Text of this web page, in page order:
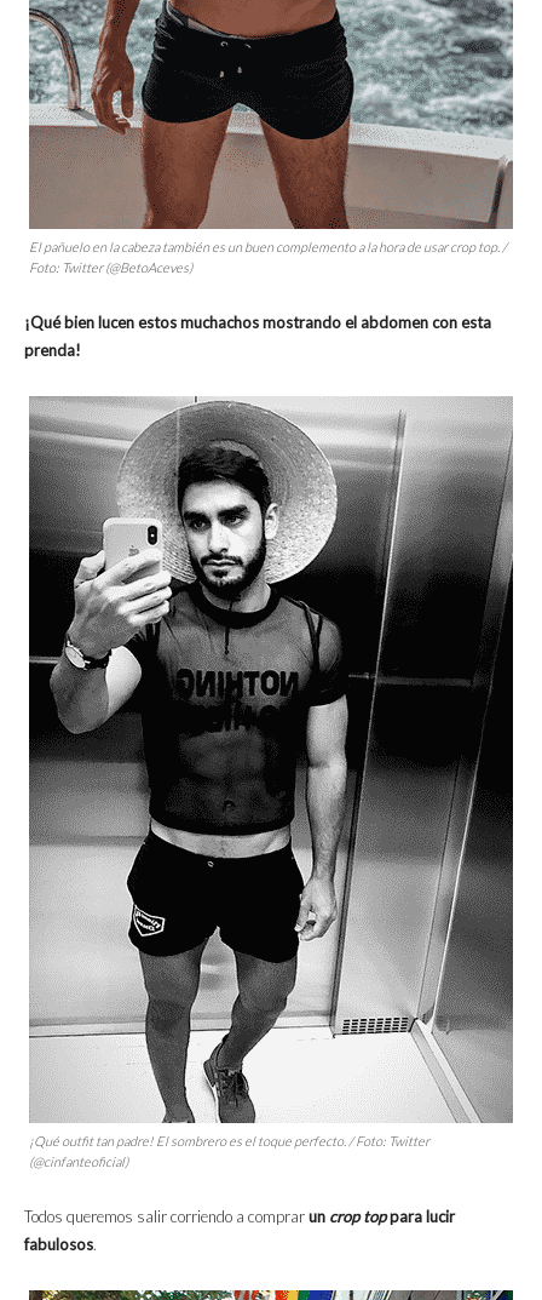
El pañuelo en la cabeza también es un buen complemento a la hora de usarcrop top. /
Foto: Twitter (@BetoAceves)
¡Qué bien lucen estos muchachos mostrando el abdomen con esta
prenda!
¡Qué outfittan padre! El sombrero es el toque perfecto. / Foto: Twitter
(@cinfanteoficial)
Todos queremos salir corriendo a comprarun crop toppara lucir
fabulosos.